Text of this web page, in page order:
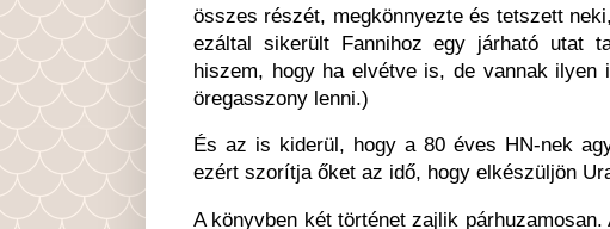
összes részét, megkönnyezte és tetszett
ezáltal sikerült Fannihoz egy járható utat
hiszem, hogy ha elvétve is, de vannak
öregasszony lenni.)
És az is kiderül, hogy a 80 éves HN-nek
ezért szorítja őket az idő, hogy elkészüljön
A könyvben két történet zajlik